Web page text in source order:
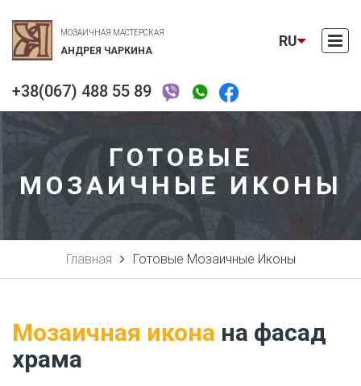
МОЗАИЧНАЯ МАСТЕРСКАЯ
АНДРЕЯ ЧАРКИНА
RU
+38(067) 488 55 89
ГОТОВЫЕ
МОЗАИЧНЫЕ ИКОНЫ
Главная Готовые Мозаичные Иконы
Мозаичная икона на фасад
храма